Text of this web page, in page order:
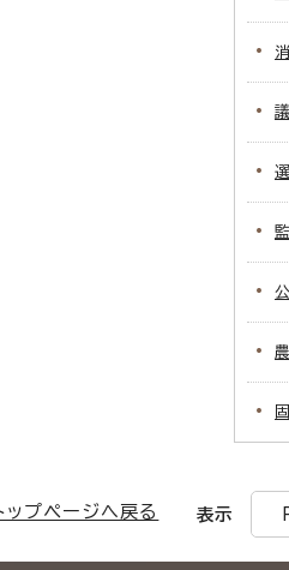
ップページへ戻る 表示